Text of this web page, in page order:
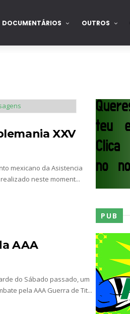
DOCUMENTÁRIOS OUTROS
XXV
mexicano da Asistencia
neste moment...
AAA
do Sábado passado, um
pela AAA Guerra de Tit...
PUB